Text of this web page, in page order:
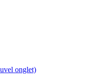
onglet)